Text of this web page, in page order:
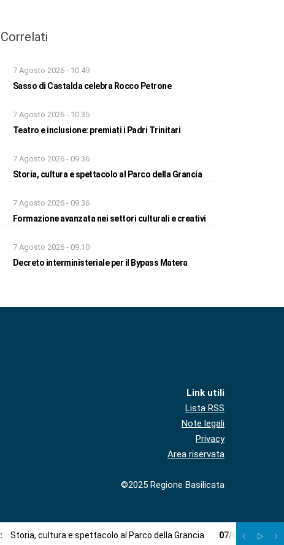
Correlati
7 Agosto 2026 - 10:49
Sasso di Castalda celebra Rocco Petrone
7 Agosto 2026 - 10:35
Teatro e inclusione: premiati i Padri Trinitari
7 Agosto 2026 - 09:36
Storia, cultura e spettacolo al Parco della Grancia
7 Agosto 2026 - 09:36
Formazione avanzata nei settori culturali e creativi
7 Agosto 2026 - 09:10
Decreto interministeriale per il Bypass Matera
Link utili
Lista RSS
Note legali
Privacy
Area riservata
©2025 Regione Basilicata
: Storia, cultura e spettacolo al Parco della Grancia 07/08: